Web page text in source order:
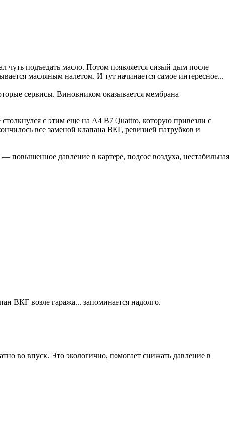
чуть подъедать масло. Потом появляется сизый дым после
масляным налетом. И тут начинается самое интересное...
сервисы. Виновником оказывается мембрана
с этим еще на A4 B7 Quattro, которую привезли с
все заменой клапана ВКГ, ревизией патрубков и
давление в картере, подсос воздуха, нестабильная
ВКГ возле гаража... запоминается надолго.
во впуск. Это экологично, помогает снижать давление в